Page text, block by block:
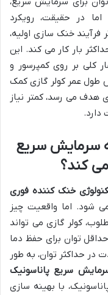
در حقیقت، رویکرد
فرآیند خنک سازی اولیه،
بار کار می کند. این
کلی بر روی کمپرسور و
طول عمر کولر گازی کمک
می رسد، کمتر نیاز
دارد.
سرمایش سریع
کند؟
خنک کننده فوری
شود. اما واقعیت چیز
کولر گازی می تواند
توان برای حفظ دما
در حداکثر توان، به طور
سریع پاناسونیک
با بهینه سازی